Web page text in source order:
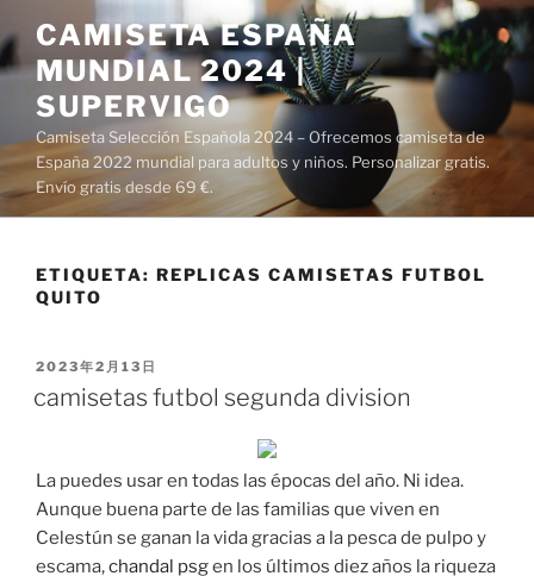
al
contenido
CAMISETA ESPAÑA
MUNDIAL 2024 |
SUPERVIGO
Camiseta Selección Española 2024 – Ofrecemos camiseta de
España 2022 mundial para adultos y niños. Personalizar gratis.
Envío gratis desde 69 €.
ETIQUETA: REPLICAS CAMISETAS FUTBOL
QUITO
PUBLICADO
2023年2月13日
camisetas futbol segunda division
La puedes usar en todas las épocas del año. Ni idea.
Aunque buena parte de las familias que viven en
Celestún se ganan la vida gracias a la pesca de pulpo y
escama,chandal psgen los últimos diez años la riqueza